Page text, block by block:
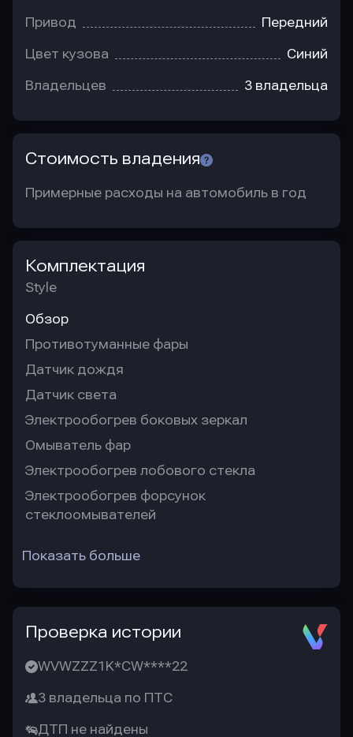
Привод Передний
Цвет кузова Синий
Владельцев 3 владельца
Стоимость владения
Примерные расходы на автомобиль в год
Комплектация
Style
Обзор
Противотуманные фары
Датчик дождя
Датчик света
Электрообогрев боковых зеркал
Омыватель фар
Электрообогрев лобового стекла
Электрообогрев форсунок
стеклоомывателей
Показать больше
Проверка истории
WVWZZZ1K*CW****22
3 владельца по ПТС
ДТП не найдены